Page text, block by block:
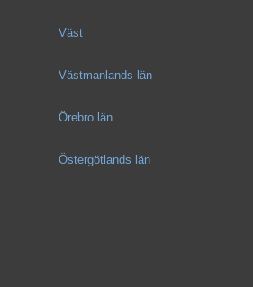
Väst
Västmanlands län
Örebro län
Östergötlands län